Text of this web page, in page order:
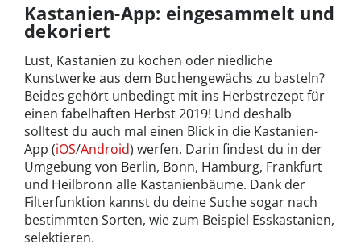
Kastanien-App: eingesammelt und
dekoriert
Lust, Kastanien zu kochen oder niedliche
Kunstwerke aus dem Buchengewächs zu basteln?
Beides gehört unbedingt mit ins Herbstrezept für
einen fabelhaften Herbst 2019! Und deshalb
solltest du auch mal einen Blick in die Kastanien-
App (iOS/Android) werfen. Darin findest du in der
Umgebung von Berlin, Bonn, Hamburg, Frankfurt
und Heilbronn alle Kastanienbäume. Dank der
Filterfunktion kannst du deine Suche sogar nach
bestimmten Sorten, wie zum Beispiel Esskastanien,
selektieren.